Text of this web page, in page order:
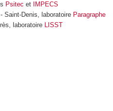
Psitec et
IMPECS
Saint-Denis, laboratoire Paragraphe
laboratoire LISST